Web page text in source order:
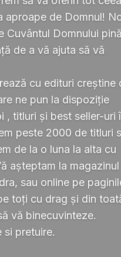
aproape de Domnul!
Cuvântul Domnului
de a vă ajuta să vă
cu edituri creștine
ne pun la dispoziție
, titluri și best seller-uri
peste 2000 de titluri
de la o luna la alta cu
așteptam la magazinul
sau online pe
toți cu drag și din
vă binecuvinteze.
si pretuire.